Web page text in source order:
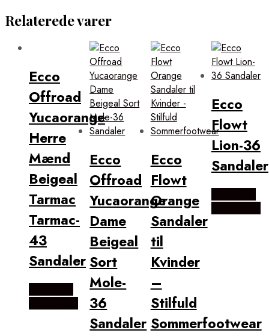
Relaterede varer
Ecco
Offroad
Yucaorange
Herre
Mænd
Beigeal
Tarmac
Tarmac-
43
Sandaler
Ecco
Offroad
Yucaorange
Dame
Beigeal
Sort
Mole-
36
Sandaler
Ecco
Flowt
Orange
Sandaler
til
Kvinder
–
Stilfuld
Sommerfootwear
Ecco
Flowt
Lion-36
Sandaler